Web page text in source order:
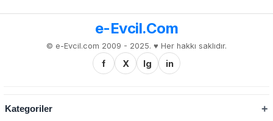
e-Evcil.Com
© e-Evcil.com 2009 - 2025. ♥️ Her hakkı saklıdır.
f X Ig in
Kategoriler